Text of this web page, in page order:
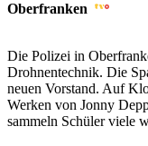
Oberfranken
Die Polizei in
Drohnentechnik. Die
neuen Vorstand. Auf
Werken von Jonny
sammeln Schüler viele